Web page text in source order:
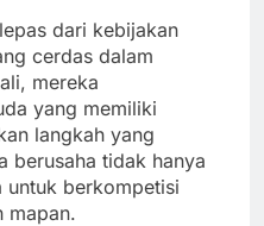
dari kebijakan
cerdas dalam
mereka
yang memiliki
langkah yang
berusaha tidak hanya
untuk berkompetisi
mapan.